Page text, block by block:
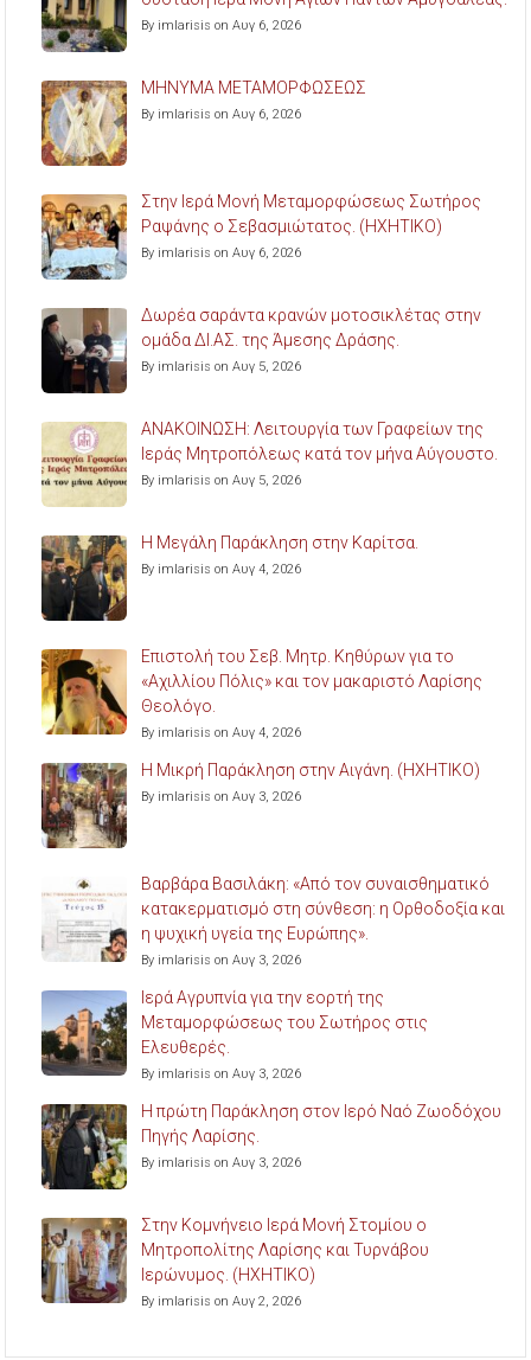
By imlarisis on Αυγ 6, 2026
ΜΗΝΥΜΑ ΜΕΤΑΜΟΡΦΩΣΕΩΣ
By imlarisis on Αυγ 6, 2026
Στην Ιερά Μονή Μεταμορφώσεως Σωτήρος
Ραψάνης ο Σεβασμιώτατος. (ΗΧΗΤΙΚΟ)
By imlarisis on Αυγ 6, 2026
Δωρέα σαράντα κρανών μοτοσικλέτας στην
ομάδα ΔΙ.ΑΣ. της Άμεσης Δράσης.
By imlarisis on Αυγ 5, 2026
ΑΝΑΚΟΙΝΩΣΗ: Λειτουργία των Γραφείων της
Ιεράς Μητροπόλεως κατά τον μήνα Αύγουστο.
By imlarisis on Αυγ 5, 2026
Η Μεγάλη Παράκληση στην Καρίτσα.
By imlarisis on Αυγ 4, 2026
Επιστολή του Σεβ. Μητρ. Κηθύρων για το
«Αχιλλίου Πόλις» και τον μακαριστό Λαρίσης
Θεολόγο.
By imlarisis on Αυγ 4, 2026
Η Μικρή Παράκληση στην Αιγάνη. (ΗΧΗΤΙΚΟ)
By imlarisis on Αυγ 3, 2026
Βαρβάρα Βασιλάκη: «Από τον συναισθηματικό
κατακερματισμό στη σύνθεση: η Ορθοδοξία και
η ψυχική υγεία της Ευρώπης».
By imlarisis on Αυγ 3, 2026
Ιερά Αγρυπνία για την εορτή της
Μεταμορφώσεως του Σωτήρος στις
Ελευθερές.
By imlarisis on Αυγ 3, 2026
Η πρώτη Παράκληση στον Ιερό Ναό Ζωοδόχου
Πηγής Λαρίσης.
By imlarisis on Αυγ 3, 2026
Στην Κομνήνειο Ιερά Μονή Στομίου ο
Μητροπολίτης Λαρίσης και Τυρνάβου
Ιερώνυμος. (ΗΧΗΤΙΚΟ)
By imlarisis on Αυγ 2, 2026